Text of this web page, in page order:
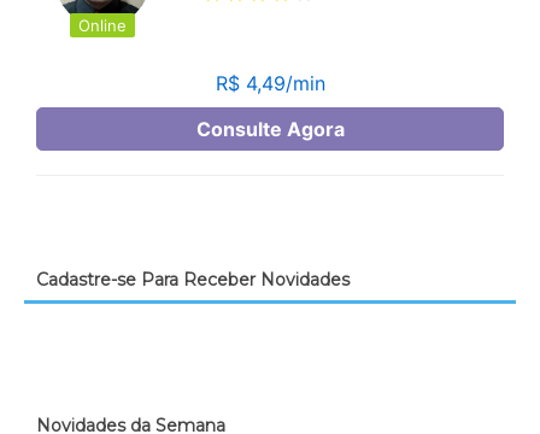
Cadastre-se Para Receber Novidades
Novidades da Semana